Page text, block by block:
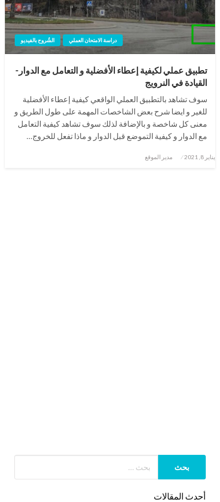
الشُروح بالفيديو دراسة الامتحان العملي
تطبيق عملي لكيفية إعطاء الأفضلية و التعامل مع الدوار-
القيادة في النرويج
سوف تشاهد بالتطبيق العملي الواقعي كيفية إعطاء الأفضلية
للغير و ايضا شرح بعض الشاخصات المهمة على طول الطريق و
معنى كل شاخصة و بالإضافة لذلك سوف تشاهد كيفية التعامل
مع الدوار و كيفية التموضع قبل الدوار و ماذا تفعل للخروج…
نُشر
يناير 8, 2021 مدير الموقع
أحدث المقالات